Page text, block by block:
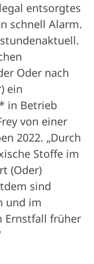
entsorgtes
schnell Alarm.
Oder nach
ein
in Betrieb
von einer
2022. „Durch
Stoffe im
(Oder)
sind
und im
Ernstfall früher